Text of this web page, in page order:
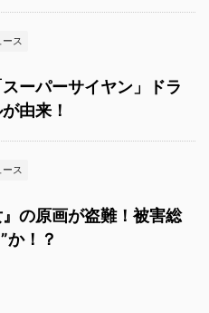
ース
ーパーサイヤン」ドラ
由来！
ース
』の原画が盗難！被害総
か！？